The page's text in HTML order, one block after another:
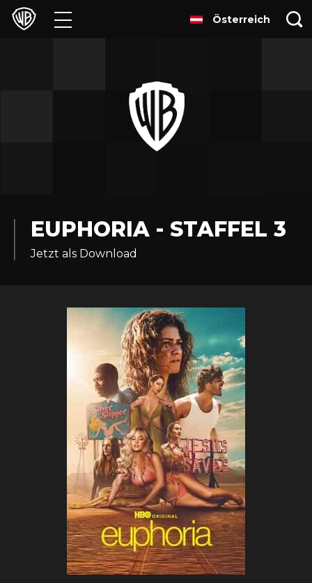
Filme
Licensing
Österreich
EUPHORIA - STAFFEL 3
Jetzt als Download